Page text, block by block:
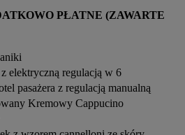
PŁATNE (ZAWARTE
elektryczną regulacją w 6
pasażera z regulacją manualną
Kremowy Cappucino